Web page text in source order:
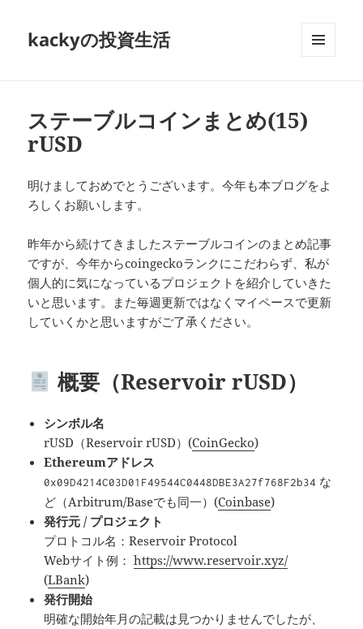
kackyの投資生活
ステーブルコインまとめ(15)
rUSD
明けましておめでとうございます。今年も本ブログをよ
ろしくお願いします。
昨年から続けてきましたステーブルコインのまとめ記事
ですが、今年からcoingeckoランクにこだわらず、私が
個人的に気になっているプロジェクトを紹介していきた
いと思います。また毎週更新ではなくマイペースで更新
していくかと思いますがご了承ください。
概要（Reservoir rUSD）
シンボル名
rUSD（Reservoir rUSD）(CoinGecko)
Ethereumアドレス
0x09D4214C03D01F49544C0448DBE3A27f768F2b34 な
ど（Arbitrum/Baseでも同一）(Coinbase)
発行元 / プロジェクト
プロトコル名：Reservoir Protocol
Webサイト例：https://www.reservoir.xyz/
(LBank)
発行開始
明確な開始年月の記載は見つかりませんでしたが、